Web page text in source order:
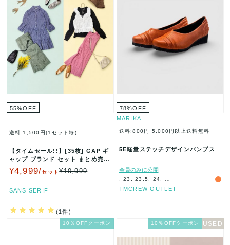
55%OFF
送料:1,500円(1セット毎)
【タイムセール!!】[35枚] GAP ギ
ャップ ブランド セット まとめ売り
メンズ & レディー…
¥4,999/セット¥10,999
SANS SERIF
(1件)
78%OFF
MARIKA
送料:800円 5,000円以上送料無料
5E軽量ステッチデザインパンプス
会員のみに公開
TMCREW OUTLET
10％OFFクーポン 10％OFFクーポン